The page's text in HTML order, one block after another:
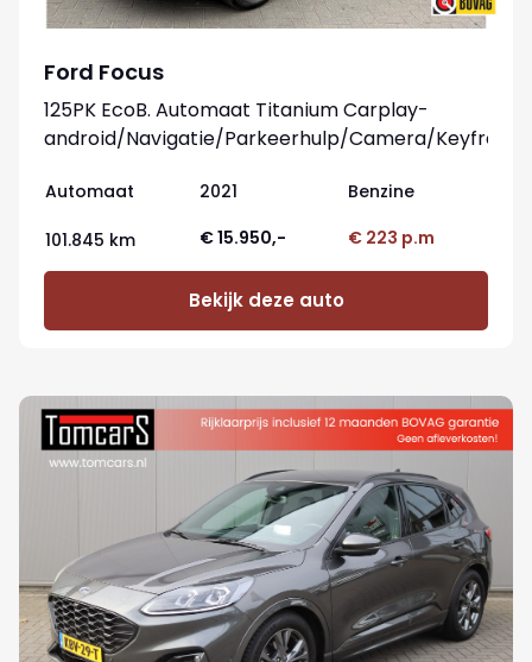
Ford Focus
125PK EcoB. Automaat Titanium Carplay-
android/Navigatie/Parkeerhulp/Camera/Keyfree
Automaat 2021 Benzine
101.845 km € 15.950,- € 223 p.m
Bekijk deze auto